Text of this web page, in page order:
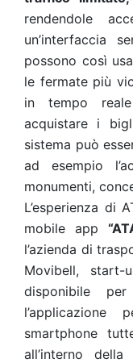
rendendole
un’interfaccia
possono così
le fermate più
in tempo
acquistare i
sistema può
ad esempio
monumenti,
L’esperienza di
mobile app
l’azienda di
Movibell, start-
disponibile
l’applicazione
smartphone
all’interno